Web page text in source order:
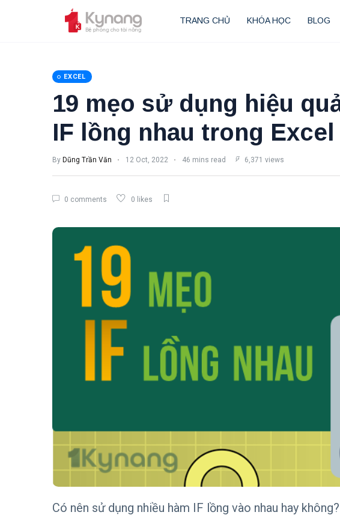
TRANG CHỦ KHÓA HỌC BLOG
EXCEL
19 mẹo sử dụng hiệu
IF lồng nhau trong Excel
By Dũng Trần Văn 12 Oct, 2022 46 mins read 6,371 views
0 comments 0 likes
Có nên sử dụng nhiều hàm IF lồng vào nhau hay